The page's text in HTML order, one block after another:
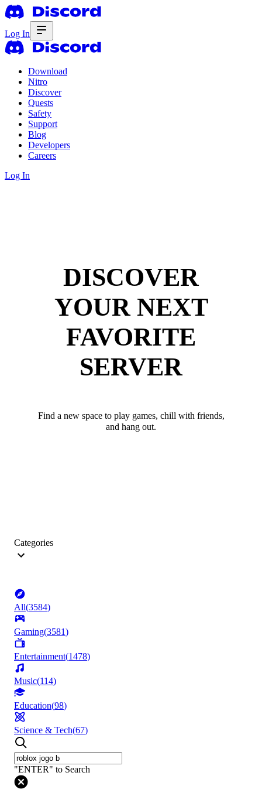
Log In
Download
Nitro
Discover
Quests
Safety
Support
Blog
Developers
Careers
Log In
DISCOVER
YOUR NEXT
FAVORITE
SERVER
Find a new space to play games, chill with friends,
and hang out.
Categories
All(3584)
Gaming(3581)
Entertainment(1478)
Music(114)
Education(98)
Science & Tech(67)
"ENTER" to Search